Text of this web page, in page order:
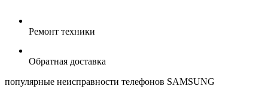
Ремонт техники
Обратная доставка
популярные неисправности телефонов SAMSUNG